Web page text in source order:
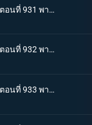
One piece วันพีช ตอนที่ 931 พากย์ไทย ปีนขึ้นไป ลูฟี่และการหนีตายที่เดิมพันด้วยชีวิต!
One piece วันพีช ตอนที่ 932 พากย์ไทย อยู่หรือตาย ศึกซูโม่อินเฟอร์โนของควีน
One piece วันพีช ตอนที่ 933 พากย์ไทย กิวคิมารุ! ศึกตัดสินของโซโลบนสะพานโออิฮางิ